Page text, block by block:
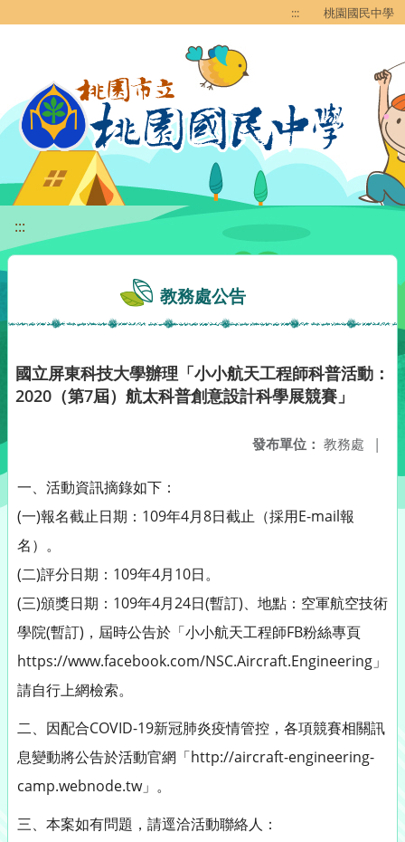
::: 桃園國民中學
:::
教務處公告
國立屏東科技大學辦理「小小航天工程師科普活動：
2020（第7屆）航太科普創意設計科學展競賽」
發布單位： 教務處 |
一、活動資訊摘錄如下：
(一)報名截止日期：109年4月8日截止（採用E-mail報
名）。
(二)評分日期：109年4月10日。
(三)頒獎日期：109年4月24日(暫訂)、地點：空軍航空技術
學院(暫訂)，屆時公告於「小小航天工程師FB粉絲專頁
https://www.facebook.com/NSC.Aircraft.Engineering」，
請自行上網檢索。
二、因配合COVID-19新冠肺炎疫情管控，各項競賽相關訊
息變動將公告於活動官網「http://aircraft-engineering-
camp.webnode.tw」。
三、本案如有問題，請逕洽活動聯絡人：